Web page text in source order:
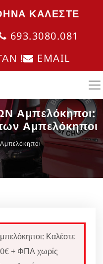
ΚΑΛΈΣΤΕ
693.3080.081
!
EMAIL
Αμπελόκηποι:
Αμπελόκηποι
Αμπελόκηποι
Καλέστε
+ ΦΠΑ χωρίς